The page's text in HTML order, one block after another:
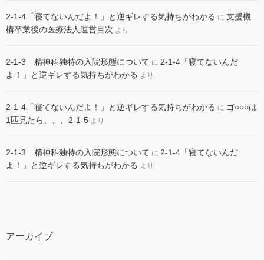
2-1-4「寝てないんだよ！」と逆ギレする気持ちがわかる に 支援機
構卒業後の医療法人運営目次 より
2-1-3 精神科独特の入院形態について に 2-1-4「寝てないんだ
よ！」と逆ギレする気持ちがわかる より
2-1-4「寝てないんだよ！」と逆ギレする気持ちがわかる に ゴ○○○は
1匹見たら、、、2-1-5 より
2-1-3 精神科独特の入院形態について に 2-1-4「寝てないんだ
よ！」と逆ギレする気持ちがわかる より
アーカイブ